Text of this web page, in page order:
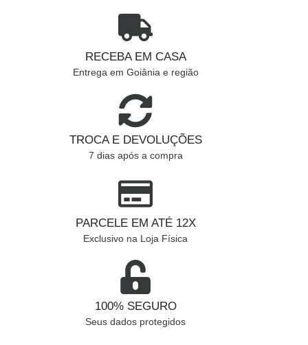
RECEBA EM CASA
Entrega em Goiânia e região
TROCA E DEVOLUÇÕES
7 dias após a compra
PARCELE EM ATÉ 12X
Exclusivo na Loja Física
100% SEGURO
Seus dados protegidos